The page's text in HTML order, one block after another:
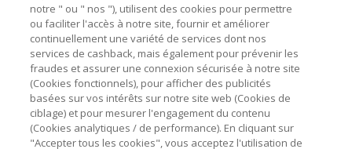
marchands sur le montant hors TVA/taxes et hors frais de
livraison/d’emballage/de service.
L'utilisation de plugins tels que Honey, AdBlock, uBlock, Pi-
hole et VPN peut bloquer le suivi de votre commande.
Pour chaque nouvelle transaction, il faut revenir sur
TopCashback et cliquer sur le bouton rose de cashback
pour accéder au site marchand et faire votre achat.
Assurez-vous que le lien TopCashback est le dernier lien
Astuces pour économiser
A propos de
Contactez-nous
notre " ou " nos "), utilisent des cookies pour permettre
ou faciliter l'accès à notre site, fournir et améliorer
continuellement une variété de services dont nos
services de cashback, mais également pour prévenir les
fraudes et assurer une connexion sécurisée à notre site
(Cookies fonctionnels), pour afficher des publicités
basées sur vos intérêts sur notre site web (Cookies de
ciblage) et pour mesurer l'engagement du contenu
(Cookies analytiques / de performance). En cliquant sur
"Accepter tous les cookies", vous acceptez l'utilisation de